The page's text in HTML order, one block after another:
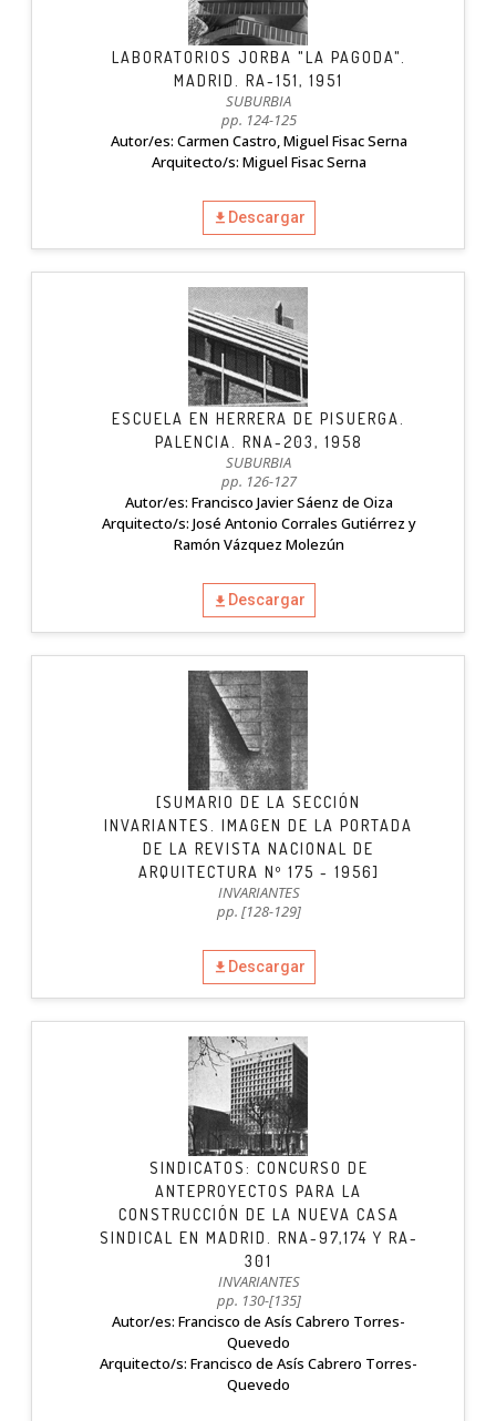
LABORATORIOS JORBA "LA PAGODA".
MADRID. RA-151, 1951
SUBURBIA
pp. 124-125
Autor/es: Carmen Castro, Miguel Fisac Serna
Arquitecto/s: Miguel Fisac Serna
Descargar
ESCUELA EN HERRERA DE PISUERGA.
PALENCIA. RNA-203, 1958
SUBURBIA
pp. 126-127
Autor/es: Francisco Javier Sáenz de Oiza
Arquitecto/s: José Antonio Corrales Gutiérrez y
Ramón Vázquez Molezún
Descargar
[SUMARIO DE LA SECCIÓN
INVARIANTES. IMAGEN DE LA PORTADA
DE LA REVISTA NACIONAL DE
ARQUITECTURA Nº 175 - 1956]
INVARIANTES
pp. [128-129]
Descargar
SINDICATOS: CONCURSO DE
ANTEPROYECTOS PARA LA
CONSTRUCCIÓN DE LA NUEVA CASA
SINDICAL EN MADRID. RNA-97,174 Y RA-
301
INVARIANTES
pp. 130-[135]
Autor/es: Francisco de Asís Cabrero Torres-
Quevedo
Arquitecto/s: Francisco de Asís Cabrero Torres-
Quevedo